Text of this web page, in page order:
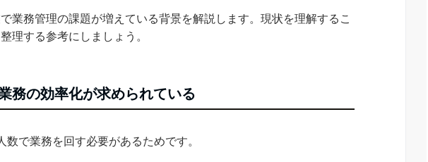
業務管理の課題が増えている背景を解説します。現状を理解するこ
理する参考にしましょう。
務の効率化が求められている
数で業務を回す必要があるためです。